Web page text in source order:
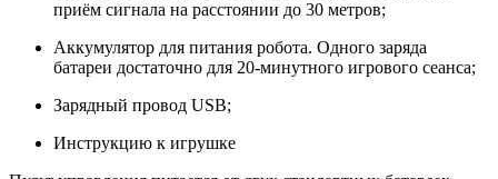
приём сигнала на расстоянии до 30 метров;
Аккумулятор для питания робота. Одного заряда
батареи достаточно для 20-минутного игрового сеанса;
Зарядный провод USB;
Инструкцию к игрушке